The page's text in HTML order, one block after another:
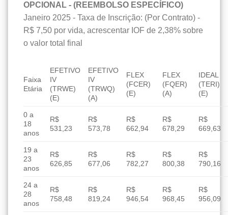
OPCIONAL - (REEMBOLSO ESPECÍFICO)
Janeiro 2025 - Taxa de Inscrição: (Por Contrato) -
R$ 7,50 por vida, acrescentar IOF de 2,38% sobre
o valor total final
Faixa
Etária
EFETIVO
IV
(TRWE)
(E)
EFETIVO
IV
(TRWQ)
(A)
FLEX
(FCER)
(E)
FLEX
(FQER)
(A)
IDEAL
(TERI)
(E)
0 a
18
anos
R$
531,23
R$
573,78
R$
662,94
R$
678,29
R$
669,63
19 a
23
anos
R$
626,85
R$
677,06
R$
782,27
R$
800,38
R$
790,16
24 a
28
anos
R$
758,48
R$
819,24
R$
946,54
R$
968,45
R$
956,09